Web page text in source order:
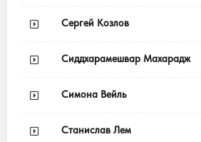
Сергей Козлов
Сиддхарамешвар Махарадж
Симона Вейль
Станислав Лем